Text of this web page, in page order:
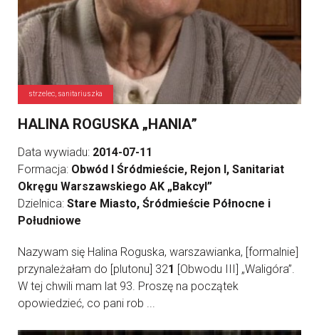
strzelec, sanitariuszka
HALINA ROGUSKA „HANIA”
Data wywiadu: 2014-07-11
Formacja: Obwód I Śródmieście, Rejon I, Sanitariat
Okręgu Warszawskiego AK „Bakcyl”
Dzielnica: Stare Miasto, Śródmieście Północne i
Południowe
Nazywam się Halina Roguska, warszawianka, [formalnie]
przynależałam do [plutonu] 321 [Obwodu III] „Waligóra”.
W tej chwili mam lat 93. Proszę na początek
opowiedzieć, co pani rob ...